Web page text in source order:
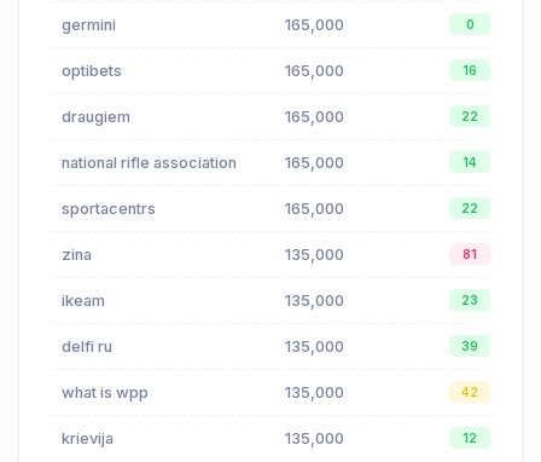
germini 165,000 0
optibets 165,000 16
draugiem 165,000 22
national rifle association 165,000 14
sportacentrs 165,000 22
zina 135,000 81
ikeam 135,000 23
delfi ru 135,000 39
what is wpp 135,000 42
krievija 135,000 12